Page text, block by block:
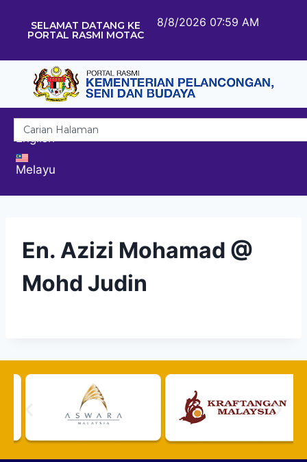
SELAMAT DATANG KE
PORTAL RASMI MOTAC
8/8/2026 07:59 AM
English
Melayu
En. Azizi Mohamad @
Mohd Judin